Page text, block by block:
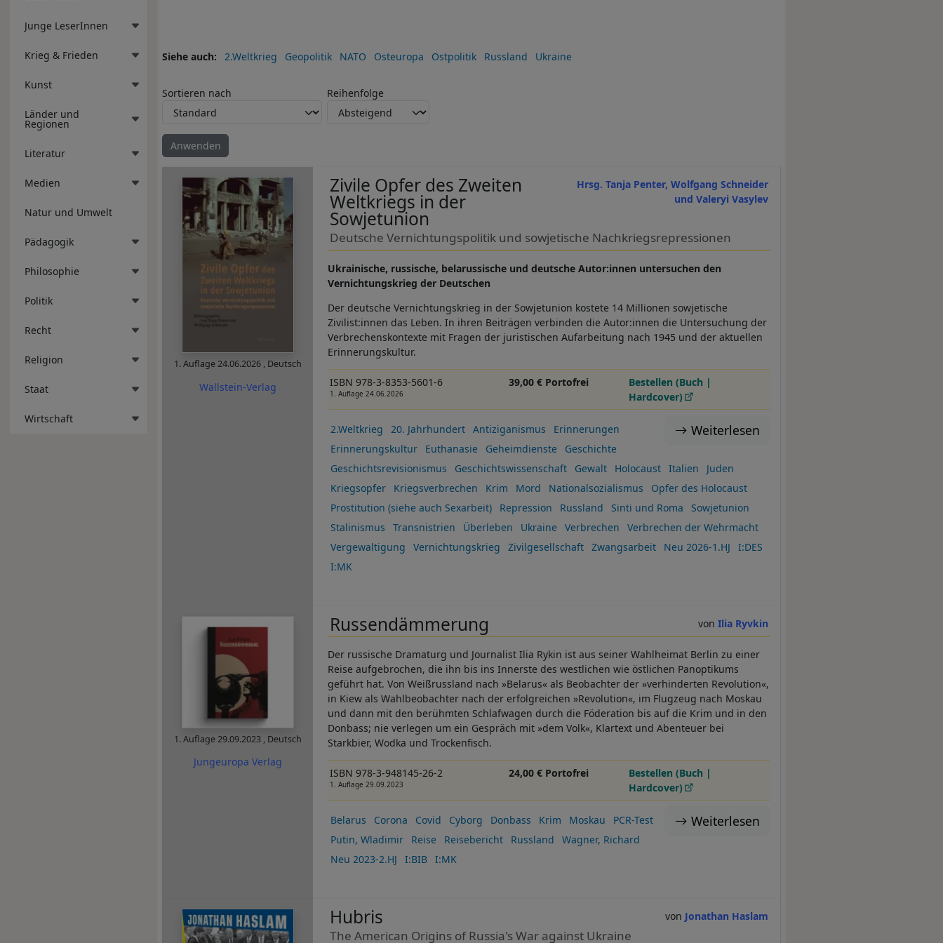
Junge LeserInnen
Krieg & Frieden
Kunst
Länder und
Regionen
Literatur
Medien
Natur und Umwelt
Pädagogik
Philosophie
Politik
Recht
Religion
Staat
Wirtschaft
Siehe auch 2.Weltkrieg Geopolitik NATO Osteuropa Ostpolitik Russland Ukraine
Sortieren nach Reihenfolge
1. Auflage24.06.2026 , Deutsch
Wallstein-Verlag
Hrsg. Tanja Penter, Wolfgang Schneider
und Valeryi Vasylev
Zivile Opfer des Zweiten
Weltkriegs in der
Sowjetunion
Deutsche Vernichtungspolitik und sowjetische Nachkriegsrepressionen
Ukrainische, russische, belarussische und deutsche Autor:innen untersuchen den
Vernichtungskrieg der Deutschen
Der deutsche Vernichtungskrieg in der Sowjetunion kostete 14 Millionen sowjetische
Zivilist:innen das Leben. In ihren Beiträgen verbinden die Autor:innen die Untersuchung der
Verbrechenskontexte mit Fragen der juristischen Aufarbeitung nach 1945 und der aktuellen
Erinnerungskultur.
ISBN 978-3-8353-5601-6
1. Auflage 24.06.2026
39,00 € Portofrei
Bestellen (Buch |
Hardcover)
Weiterlesen
2.Weltkrieg 20. Jahrhundert Antiziganismus
Erinnerungen
Erinnerungskultur
Euthanasie Geheimdienste
Geschichte
Geschichtsrevisionismus
Geschichtswissenschaft Gewalt Holocaust Italien
Juden
Kriegsopfer
Kriegsverbrechen Krim Mord Nationalsozialismus
Opfer des Holocaust
Prostitution (siehe auch Sexarbeit)
Repression Russland Sinti und Roma
Sowjetunion
Stalinismus
Transnistrien Überleben Ukraine Verbrechen
Verbrechen der Wehrmacht
Vergewaltigung
Vernichtungskrieg Zivilgesellschaft Zwangsarbeit Neu 2026-1.HJ
I:DES
I:MK
1. Auflage29.09.2023 , Deutsch
Jungeuropa Verlag
Ilia Ryvkin
Russendämmerung
Der russische Dramaturg und Journalist Ilia Rykin ist aus seiner Wahlheimat Berlin zu einer
Reise aufgebrochen, die ihn bis ins Innerste des westlichen wie östlichen Panoptikums
geführt hat. Von Weißrussland nach »Belarus« als Beobachter der »verhinderten Revolution«,
in Kiew als Wahlbeobachter nach der erfolgreichen »Revolution«, im Flugzeug nach Moskau
und dann mit den berühmten Schlafwagen durch die Föderation bis auf die Krim und in den
Donbass; nie verlegen um ein Gespräch mit »dem Volk«, Klartext und Abenteuer bei
Starkbier, Wodka und Trockenfisch.
ISBN 978-3-948145-26-2
1. Auflage 29.09.2023
24,00 € Portofrei
Bestellen (Buch |
Hardcover)
Weiterlesen
Belarus Corona Covid Cyborg Donbass Krim Moskau
PCR-Test
Putin, Wladimir
Reise Reisebericht Russland
Wagner, Richard
Neu 2023-2.HJ
I:BIB I:MK
Jonathan Haslam
Hubris
The American Origins of Russia's War against Ukraine